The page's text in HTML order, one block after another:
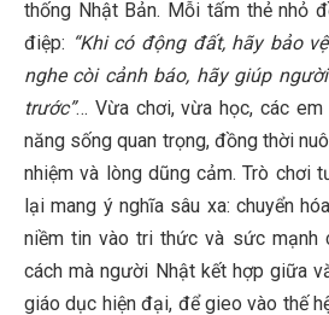
thống Nhật Bản. Mỗi tấm thẻ nhỏ
điệp: “Khi có động đất, hãy bảo
nghe còi cảnh báo, hãy giúp
trước”… Vừa chơi, vừa học, các
năng sống quan trọng, đồng thời
nhiệm và lòng dũng cảm. Trò chơi
lại mang ý nghĩa sâu xa: chuyển
niềm tin vào tri thức và sức mạnh
cách mà người Nhật kết hợp giữa
giáo dục hiện đại, để gieo vào thế